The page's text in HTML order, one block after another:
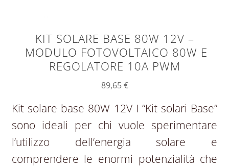
KIT SOLARE BASE 80W 12V –
MODULO FOTOVOLTAICO 80W E
REGOLATORE 10A PWM
89,65€
Kit solare base 80W 12V I “Kit solari Base”
sono ideali per chi vuole sperimentare
l’utilizzo dell’energia solare e
comprendere le enormi potenzialità che